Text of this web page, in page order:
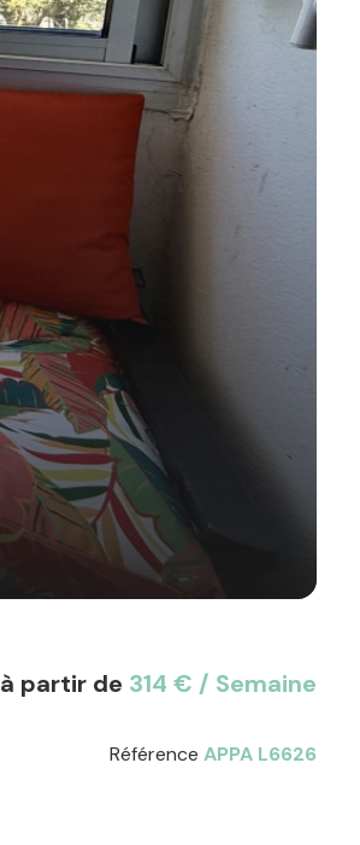
à partir de 314 € / Semaine
Référence APPA L6626